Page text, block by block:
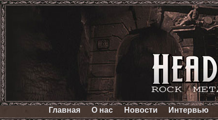
Главная О нас Новости Интервью